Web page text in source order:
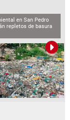
en San Pedro
repletos de basura